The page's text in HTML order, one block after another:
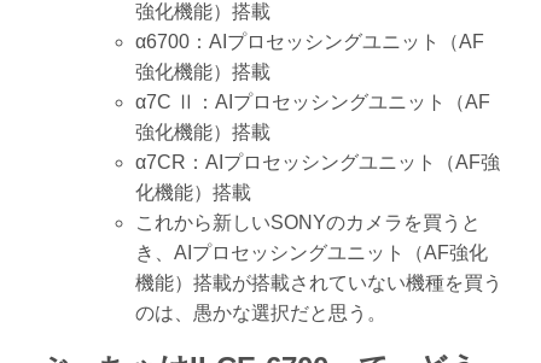
強化機能）搭載
α6700：AIプロセッシングユニット（AF
強化機能）搭載
α7C Ⅱ：AIプロセッシングユニット（AF
強化機能）搭載
α7CR：AIプロセッシングユニット（AF強
化機能）搭載
これから新しいSONYのカメラを買うと
き、AIプロセッシングユニット（AF強化
機能）搭載が搭載されていない機種を買う
のは、愚かな選択だと思う。